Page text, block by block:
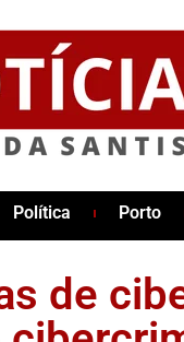
Política Porto
de